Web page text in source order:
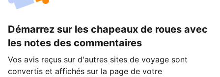
Démarrez sur les chapeaux de roues avec
les notes des commentaires
Vos avis reçus sur d'autres sites de voyage sont
convertis et affichés sur la page de votre